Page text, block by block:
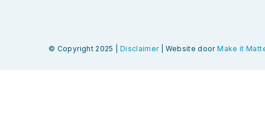
© Copyright 2025 | Disclaimer| Website doorMake it